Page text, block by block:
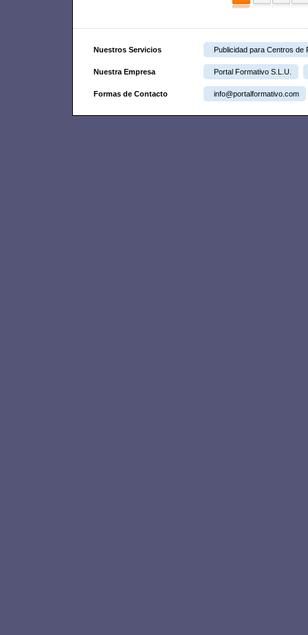
Nuestros Servicios Publicidad para Centros de
Nuestra Empresa Portal Formativo S.L.U.
Formas de Contacto info@portalformativo.com